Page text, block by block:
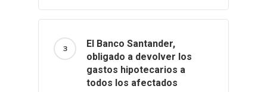
El Banco Santander,
obligado a devolver los
gastos hipotecarios a
todos los afectados